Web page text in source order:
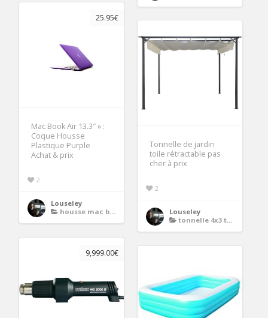
25.95€
Mac Book Air 13.3″ » :
Coque Housse
Plastique Purple
Achat & prix
2
Louseley
housse mac book air 13
Tonnelle de jardin
toile rétractable pas
cher à prix
2
Louseley
tonnelle 4x3 toile retractable
9,999.00€